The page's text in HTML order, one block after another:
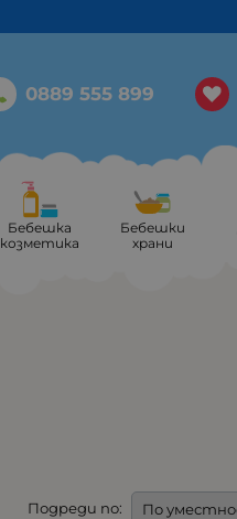
0889 555 899
Бебешка
козметика
Бебешки
храни
Подреди по: